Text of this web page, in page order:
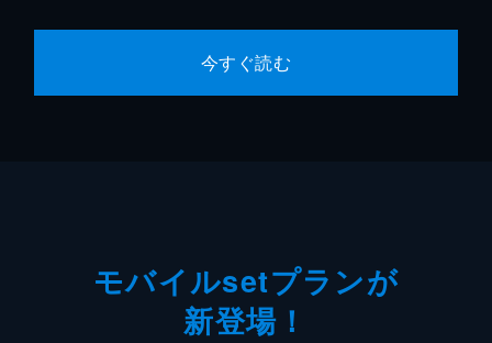
今すぐ読む
モバイルsetプランが
新登場！